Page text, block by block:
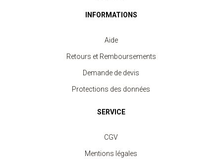
Tablier Enfant avec Poche
INFORMATIONS
Aide
Retours et Remboursements
Demande de devis
Protections des données
SERVICE
CGV
Mentions légales